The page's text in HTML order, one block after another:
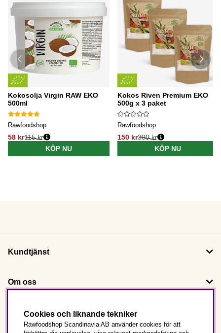
Kokosolja Virgin RAW EKO
500ml
Rawfoodshop
58 kr115 kr
KÖP NU
Kokos Riven Premium EKO
500g x 3 paket
Rawfoodshop
150 kr300 kr
KÖP NU
Kundtjänst
Om oss
Följ oss
Cookies och liknande tekniker
Rawfoodshop Scandinavia AB använder cookies för att